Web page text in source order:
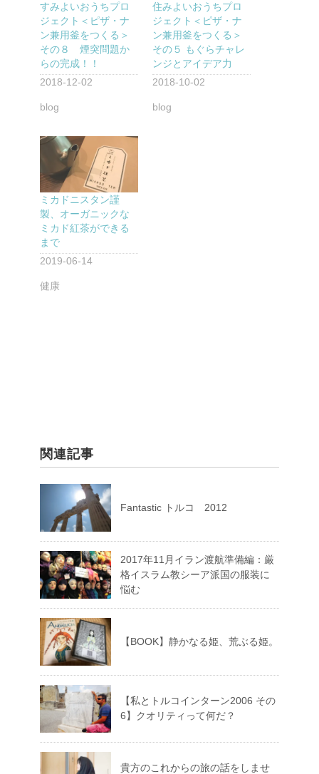
すみよいおうちプロ
ジェクト＜ピザ・ナ
ン兼用釜をつくる＞
その８ 煙突問題か
らの完成！！
2018-12-02
blog
住みよいおうちプロ
ジェクト＜ピザ・ナ
ン兼用釜をつくる＞
その５ もぐらチャレ
ンジとアイデア力
2018-10-02
blog
ミカドニスタン謹
製、オーガニックな
ミカド紅茶ができる
まで
2019-06-14
健康
関連記事
Fantastic トルコ 2012
2017年11月イラン渡航準備編：厳
格イスラム教シーア派国の服装に
悩む
【BOOK】静かなる姫、荒ぶる姫。
【私とトルコインターン2006 その
6】クオリティって何だ？
貴方のこれからの旅の話をしませ